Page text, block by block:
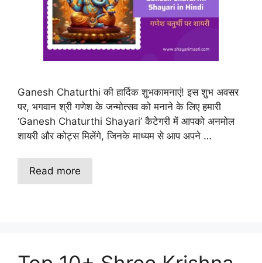
Ganesh Chaturthi की हार्दिक शुभकामनाएं! इस शुभ अवसर
पर, भगवान श्री गणेश के जन्मोत्सव को मनाने के लिए हमारी
‘Ganesh Chaturthi Shayari’ कैटेगरी में आपको अनमोल
शायरी और कोट्स मिलेंगे, जिनके माध्यम से आप अपने …
Read more